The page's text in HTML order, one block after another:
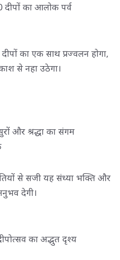
दीपों का आलोक पर्व
का एक साथ प्रज्वलन होगा,
से नहा उठेगा।
और श्रद्धा का संगम
से सजी यह संध्या भक्ति और
देगी।
का अद्भुत दृश्य